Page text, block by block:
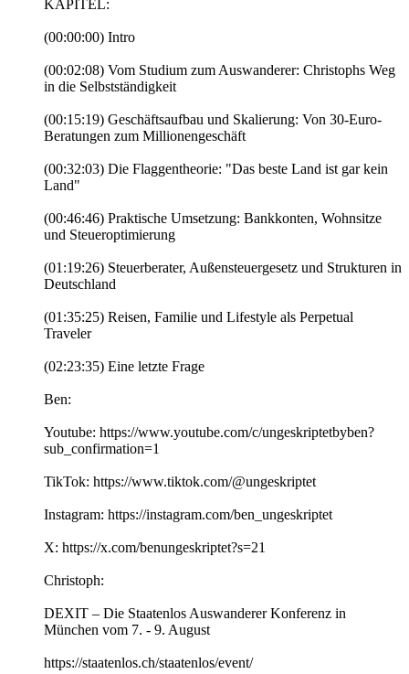
KAPITEL:
(00:00:00) Intro
(00:02:08) Vom Studium zum Auswanderer: Christophs Weg
in die Selbstständigkeit
(00:15:19) Geschäftsaufbau und Skalierung: Von 30-Euro-
Beratungen zum Millionengeschäft
(00:32:03) Die Flaggentheorie: "Das beste Land ist gar kein
Land"
(00:46:46) Praktische Umsetzung: Bankkonten, Wohnsitze
und Steueroptimierung
(01:19:26) Steuerberater, Außensteuergesetz und Strukturen in
Deutschland
(01:35:25) Reisen, Familie und Lifestyle als Perpetual
Traveler
(02:23:35) Eine letzte Frage
Ben:
Youtube: https://www.youtube.com/c/ungeskriptetbyben?
sub_confirmation=1
TikTok: https://www.tiktok.com/@ungeskriptet
Instagram: https://instagram.com/ben_ungeskriptet
X: https://x.com/benungeskriptet?s=21
Christoph:
DEXIT – Die Staatenlos Auswanderer Konferenz in
München vom 7. - 9. August
https://staatenlos.ch/staatenlos/event/